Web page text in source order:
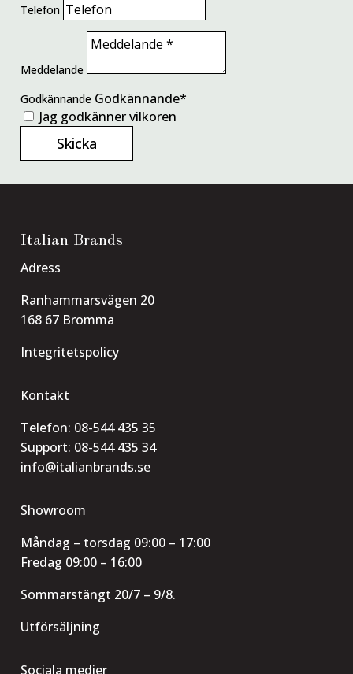
Telefon
Meddelande
Godkännande Godkännande
Jag godkänner vilkoren
Skicka
Italian Brands
Adress
Ranhammarsvägen 20
168 67 Bromma
Integritetspolicy
Kontakt
Telefon: 08-544 435 35
Support: 08-544 435 34
info@italianbrands.se
Showroom
Måndag – torsdag 09:00 – 17:00
Fredag 09:00 – 16:00
Sommarstängt 20/7 – 9/8.
Utförsäljning
Sociala medier